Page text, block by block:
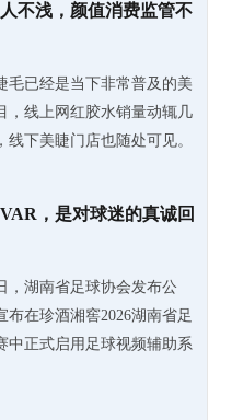
不浅，颜值消费监管不
毛已经是当下非常普及的美
，线上网红胶水销量动辄几
线下美睫门店也随处可见。
，是对球迷的真诚回
，湖南省足球协会发布公
布在珍酒湘窖2026湖南省足
中正式启用足球视频辅助系